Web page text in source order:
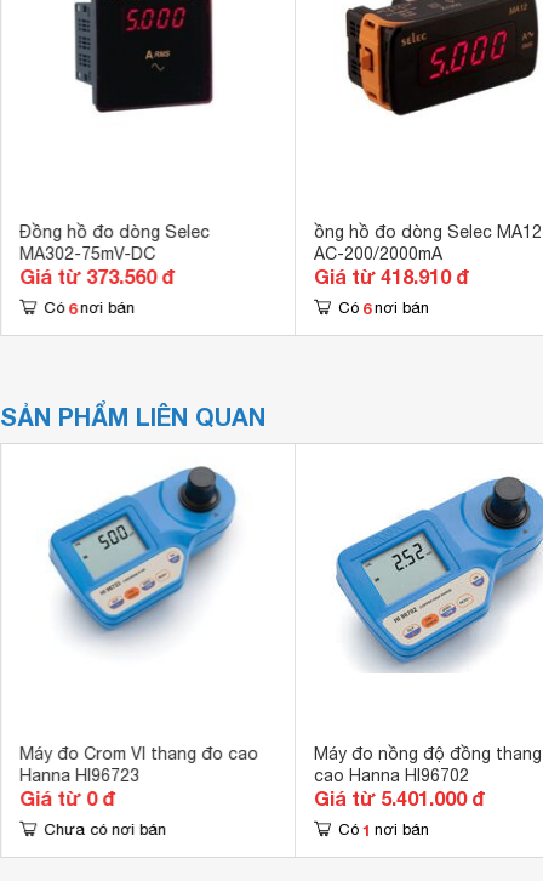
Đồng hồ đo dòng Selec
MA302-75mV-DC
Giá từ 373.560 đ
Có 6 nơi bán
ồng hồ đo dòng Selec
AC-200/2000mA
Giá từ 418.910 đ
Có 6 nơi bán
SẢN PHẨM LIÊN QUAN
Máy đo Crom VI thang đo cao
Hanna HI96723
Giá từ 0 đ
Chưa có nơi bán
Máy đo nồng độ đồng
cao Hanna HI96702
Giá từ 5.401.000 đ
Có 1 nơi bán